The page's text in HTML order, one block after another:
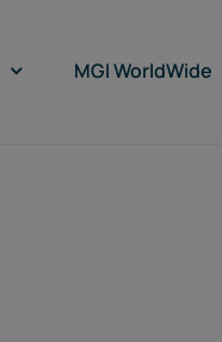
MGI WorldWide